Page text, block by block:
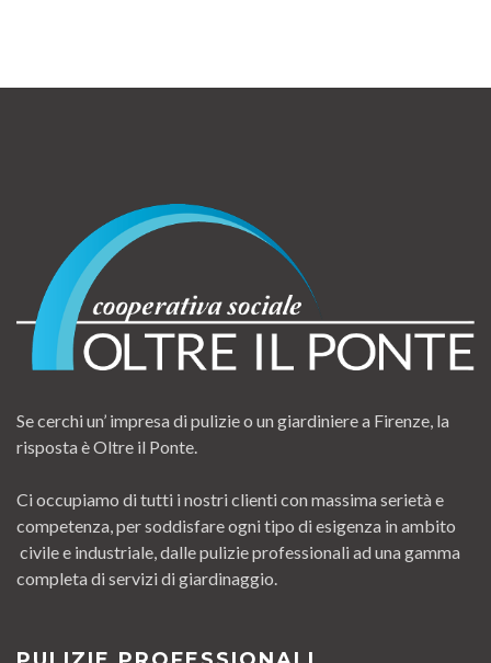
Se cerchi un’ impresa di pulizie o un giardiniere a Firenze, la
risposta è Oltre il Ponte.
Ci occupiamo di tutti i nostri clienti con massima serietà e
competenza, per soddisfare ogni tipo di esigenza in ambito
civile e industriale, dalle pulizie professionali ad una gamma
completa di servizi di giardinaggio.